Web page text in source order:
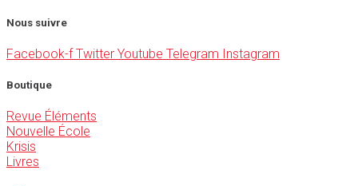
Nous suivre
Facebook-f Twitter Youtube Telegram Instagram
Boutique
Revue Éléments
Nouvelle École
Krisis
Livres